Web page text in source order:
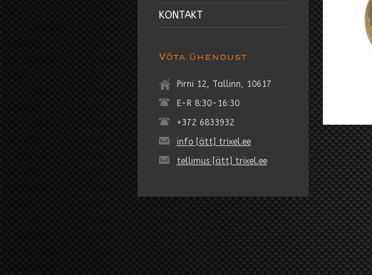
KONTAKT
Võta ühendust
Pirni 12, Tallinn, 10617
E-R 8:30-16:30
+372 6833932
info [ätt] trixel.ee
tellimus [ätt] trixel.ee